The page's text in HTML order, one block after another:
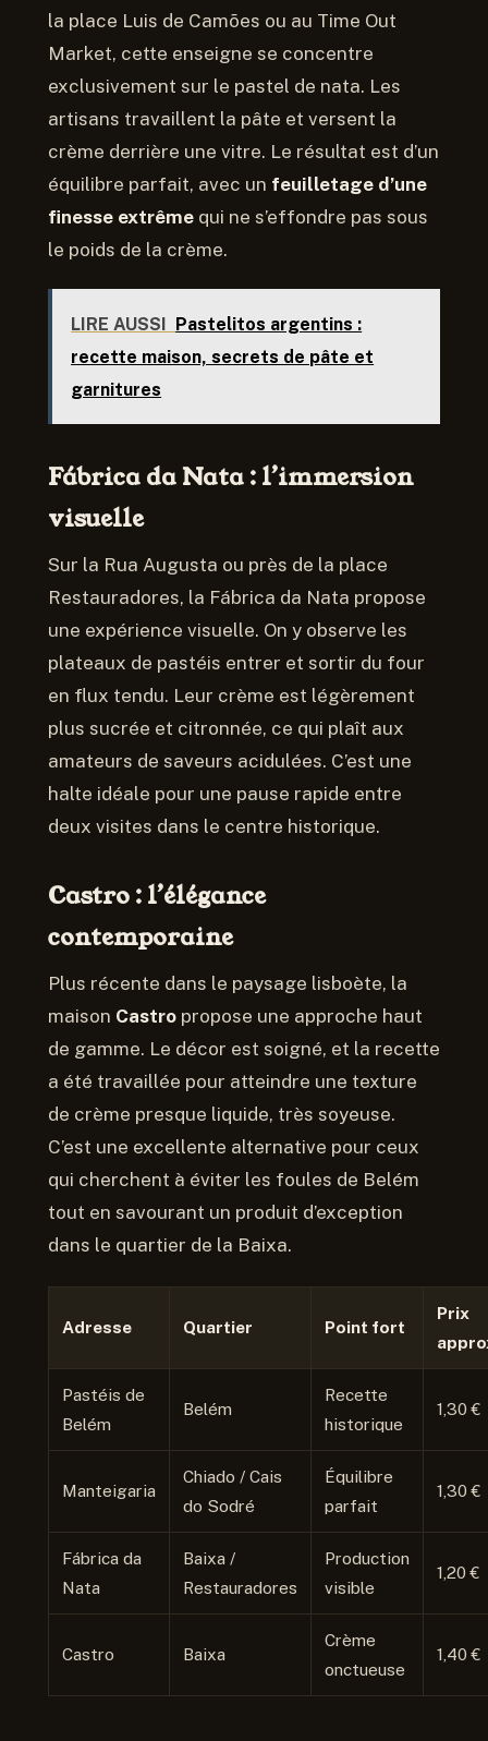
la place Luis de Camões ou au Time Out
Market, cette enseigne se concentre
exclusivement sur le pastel de nata. Les
artisans travaillent la pâte et versent la
crème derrière une vitre. Le résultat est d’un
équilibre parfait, avec un feuilletage d’une
finesse extrême qui ne s’effondre pas sous
le poids de la crème.
LIRE AUSSI Pastelitos argentins :
recette maison, secrets de pâte et
garnitures
Fábrica da Nata : l’immersion
visuelle
Sur la Rua Augusta ou près de la place
Restauradores, la Fábrica da Nata propose
une expérience visuelle. On y observe les
plateaux de pastéis entrer et sortir du four
en flux tendu. Leur crème est légèrement
plus sucrée et citronnée, ce qui plaît aux
amateurs de saveurs acidulées. C’est une
halte idéale pour une pause rapide entre
deux visites dans le centre historique.
Castro : l’élégance
contemporaine
Plus récente dans le paysage lisboète, la
maison Castro propose une approche haut
de gamme. Le décor est soigné, et la recette
a été travaillée pour atteindre une texture
de crème presque liquide, très soyeuse.
C’est une excellente alternative pour ceux
qui cherchent à éviter les foules de Belém
tout en savourant un produit d’exception
dans le quartier de la Baixa.
Adresse Quartier Point fort
Prix
Pastéis de
Belém
Belém
Recette
historique
1,30 €
Manteigaria
Chiado / Cais
do Sodré
Équilibre
parfait
1,30 €
Fábrica da
Nata
Baixa /
Restauradores
Production
visible
1,20 €
Castro Baixa
Crème
onctueuse
1,40 €